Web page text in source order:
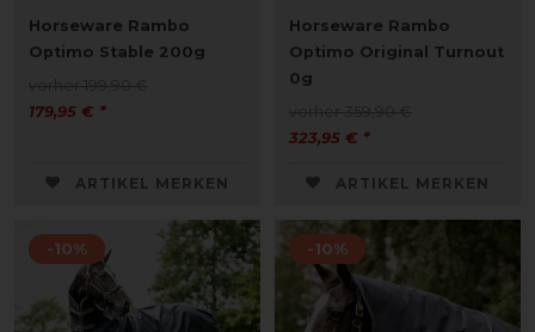
Horseware Rambo
Optimo Stable 200g
179,95 € *
ARTIKEL MERKEN
Horseware Rambo
Optimo Original Turnout
0g
323,95 € *
ARTIKEL MERKEN
-10% -10%